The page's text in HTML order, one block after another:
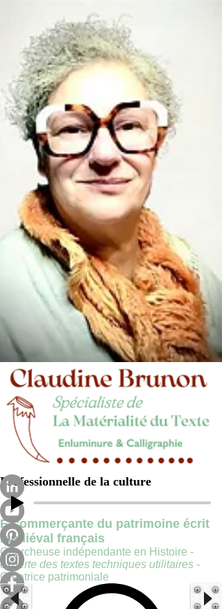
Professionnelle de la culture
E-commerçante du patrimoine écrit
médiéval français
Chercheuse indépendante en Histoire -
experte des textes techniques utilitaires -
Créatrice patrimoniale